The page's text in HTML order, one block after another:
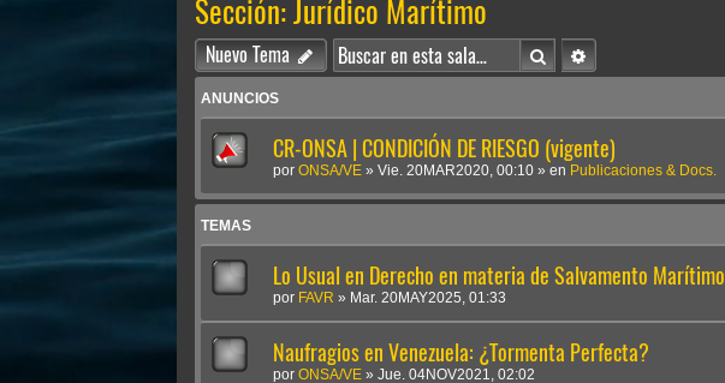
Sección: Jurídico Marítimo
Nuevo Tema BuscarBúsqueda avanzada
ANUNCIOS
CR-ONSA | CONDICIÓN DE RIESGO (vigente)
por ONSA/VE » Vie. 20MAR2020, 00:10 » en Publicaciones & Docs.
TEMAS
Lo Usual en Derecho en materia de Salvamento Marítimo
por FAVR » Mar. 20MAY2025, 01:33
Naufragios en Venezuela: ¿Tormenta Perfecta?
por ONSA/VE » Jue. 04NOV2021, 02:02